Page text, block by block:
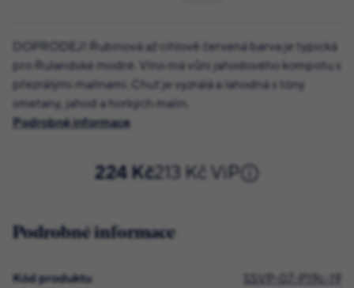
DOPRODEJ! Rubínová až cihlově červená barva je typická
pro Rulandské modré. Víno má vůni jahodového kompotu s
přezrálými malinami. Chuť je vyzrálá a lahodná s tóny
smetany, jahod a horkých malin.
Podrobné informace
224 Kč213 Kč ViP
Podrobné informace
Kód produktu SSVP-07-P19c-19